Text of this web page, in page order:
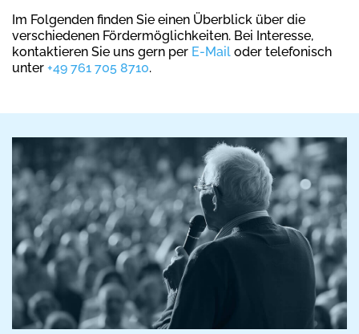
Im Folgenden finden Sie einen Überblick über die
verschiedenen Fördermöglichkeiten. Bei Interesse,
kontaktieren Sie uns gern per E-Mail oder telefonisch
unter +49 761 705 8710.